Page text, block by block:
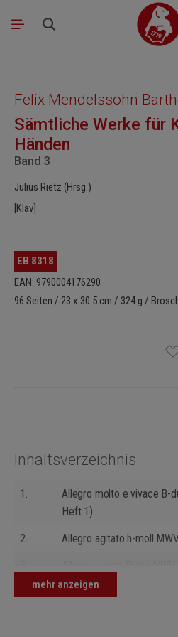
Zum Hauptinhalt springen
Felix Mendelssohn
Sämtliche Werke für
Händen
Band 3
Julius Rietz (Hrsg.)
[Klav]
EB 8318
EAN: 9790004176290
96 Seiten / 23 x 30.5 cm / 324 g /
Inhaltsverzeichnis
1.
Allegro molto e vivace B-
Heft 1)
2.
Allegro agitato h-moll
Presto sempre b-moll
mehr anzeigen